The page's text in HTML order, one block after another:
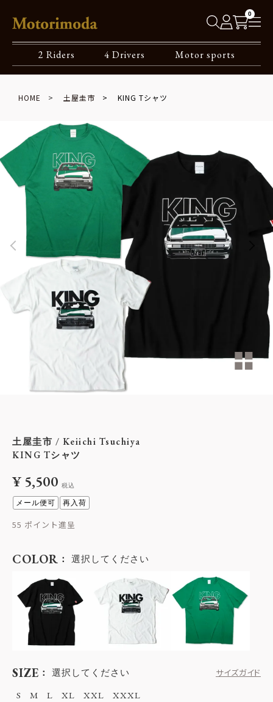
0
2 Riders 4 Drivers Motor sports
HOME 土屋圭市 KING Tシャツ
土屋圭市 / Keiichi Tsuchiya
KING Tシャツ
¥ 5,500 税込
メール便可 再入荷
55
SIZE 選択してください
サイズガイド
S
M L XL XXL XXXL
COLOR 選択してください